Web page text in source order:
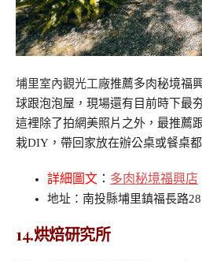
埔里室內觀光工廠推薦多肉秘境福
球跟泡泡屋，現場還有目前時下最
這裡除了拍網美照片之外，最推薦
栽DIY，帶回家放在辦公桌或餐桌都
詳細圖文 ： 多肉秘境福興店
地址：南投縣埔里鎮福長路
14.烘焙研究所